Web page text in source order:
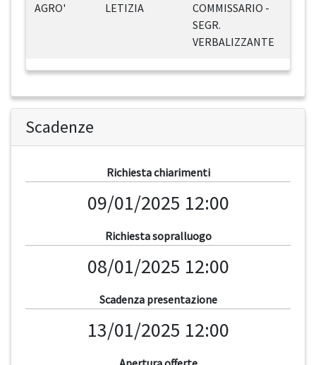
AGRO' LETIZIA
COMMISSARIO -
SEGR.
VERBALIZZANTE
Scadenze
Richiesta chiarimenti
09/01/2025 12:00
Richiesta sopralluogo
08/01/2025 12:00
Scadenza presentazione
13/01/2025 12:00